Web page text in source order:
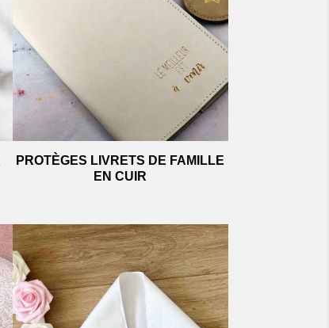
PROTÈGES LIVRETS DE FAMILLE
EN CUIR